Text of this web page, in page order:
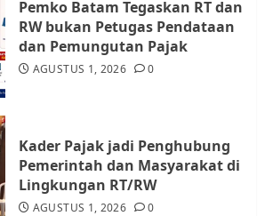
Pemko Batam Tegaskan RT dan
RW bukan Petugas Pendataan
dan Pemungutan Pajak
AGUSTUS 1, 2026 0
Kader Pajak jadi Penghubung
Pemerintah dan Masyarakat di
Lingkungan RT/RW
AGUSTUS 1, 2026 0
Resahkan Warga
JULI 17, 2026 0
JULI 15, 2026 0